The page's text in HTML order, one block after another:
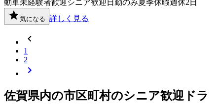
動車未経験者歓迎 シニア歓迎 日勤のみ夏季休暇週休2日
気になる 詳しく見る
1
2
佐賀県内の市区町村のシニア歓迎 ドラ